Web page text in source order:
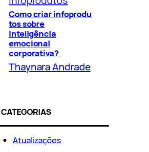
Como criar infoprodu
tos sobre
inteligência
emocional
corporativa?
Thaynara Andrade
CATEGORIAS
Atualizações